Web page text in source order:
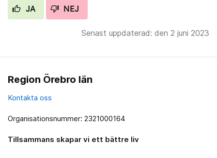
JA NEJ
Senast uppdaterad: den 2 juni 2023
Region Örebro län
Kontakta oss
Organisationsnummer: 2321000164
Tillsammans skapar vi ett bättre liv